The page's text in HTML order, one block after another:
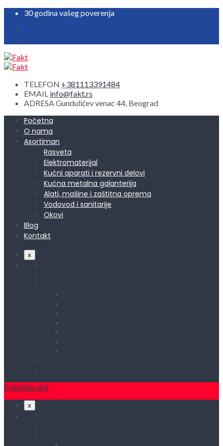
30 godina vašeg poverenja
TELEFON +381113391484
EMAIL info@fakt.rs
ADRESAGundulićev venac 44, Beograd
Početna
O nama
Asortiman
Rasveta
Elektromaterijal
Kućni aparati i rezervni delovi
Kućna metalna galanterija
Alati, mašine i zaštitna oprema
Vodovod i sanitarije
Okovi
Blog
Kontakt
x
Pošaljite upit
x